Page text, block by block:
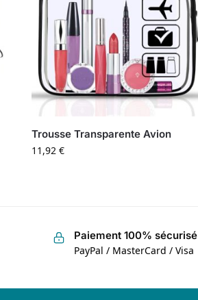
Trousse Transparente Avion
11,92€
Paiement 100% sécurisé
PayPal / MasterCard / Visa